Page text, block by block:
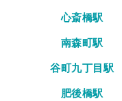
心斎橋駅
南森町駅
谷町九丁目駅
肥後橋駅